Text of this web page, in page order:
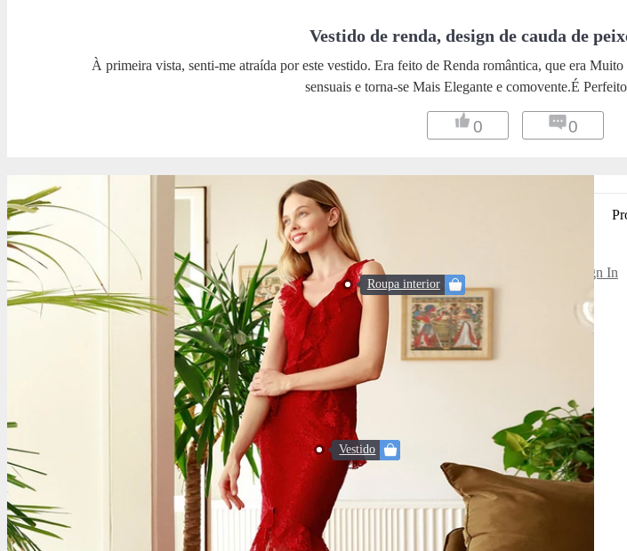
Vestido de renda, design de cauda de
À primeira vista, senti-me atraída por este vestido. Era feito de Renda romântica, que era
sensuais e torna-se Mais Elegante e comovente.É
0 0
Vestido
Roupa interior
Sign In